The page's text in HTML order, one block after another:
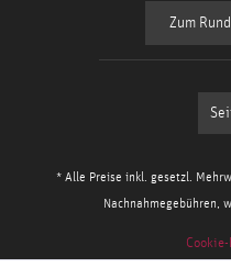
Zum
* Alle Preise inkl. gesetzl.
Nachnahmegebühren,